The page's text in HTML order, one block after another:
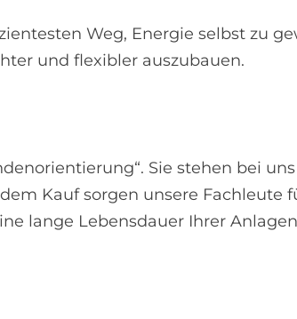
Weg, Energie selbst zu
und flexibler auszubauen.
Sie stehen bei
Kauf sorgen unsere Fachleute
lange Lebensdauer Ihrer